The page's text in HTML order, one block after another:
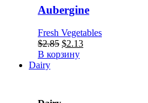
Aubergine
Fresh Vegetables
$2.85 Первоначальная
цена
$2.13Текущая
В корзину
Dairy